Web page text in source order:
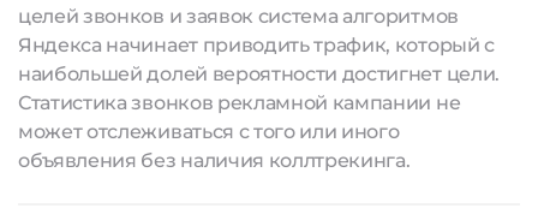
целей звонков и заявок система алгоритмов
Яндекса начинает приводить трафик, который с
наибольшей долей вероятности достигнет цели.
Статистика звонков рекламной кампании не
может отслеживаться с того или иного
объявления без наличия коллтрекинга.